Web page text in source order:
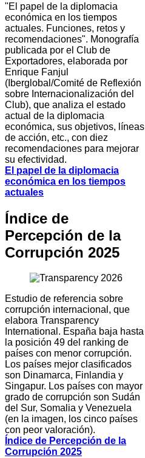
"El papel de la diplomacia
económica en los tiempos
actuales. Funciones, retos y
recomendaciones". Monografía
publicada por el Club de
Exportadores, elaborada por
Enrique Fanjul
(Iberglobal/Comité de Reflexión
sobre Internacionalización del
Club), que analiza el estado
actual de la diplomacia
económica, sus objetivos, líneas
de acción, etc., con diez
recomendaciones para mejorar
su efectividad.
El papel de la diplomacia
económica en los tiempos
actuales
Índice de
Percepción de la
Corrupción 2025
Estudio de referencia sobre
corrupción internacional, que
elabora Transparency
International. España baja hasta
la posición 49 del ranking de
países con menor corrupción.
Los países mejor clasificados
son Dinamarca, Finlandia y
Singapur. Los países con mayor
grado de corrupción son Sudán
del Sur, Somalia y Venezuela
(en la imagen, los cinco países
con peor valoración).
Índice de Percepción de la
Corrupción 2025